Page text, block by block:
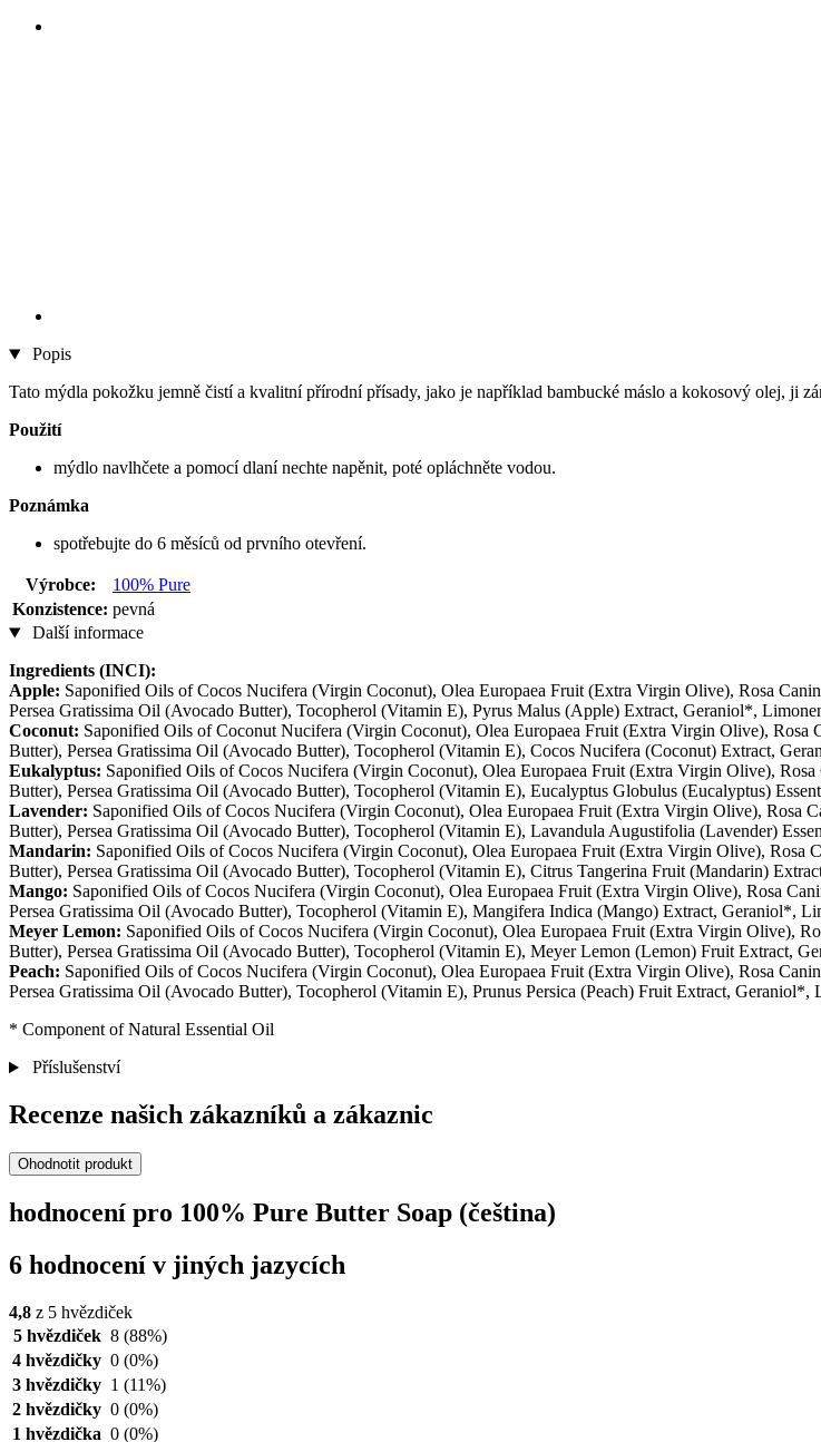
Popis
Tato mýdla pokožku jemně čistí a kvalitní přírodní přísady, jako je například bambucké máslo a kokosový olej, ji
Použití
mýdlo navlhčete a pomocí dlaní nechte napěnit, poté opláchněte vodou.
Poznámka
spotřebujte do 6 měsíců od prvního otevření.
Výrobce:
100% Pure
Konzistence: pevná
Další informace
Ingredients (INCI):
Apple: Saponified Oils of Cocos Nucifera (Virgin Coconut), Olea Europaea Fruit (Extra Virgin Olive), Rosa
Persea Gratissima Oil (Avocado Butter), Tocopherol (Vitamin E), Pyrus Malus (Apple) Extract, Geraniol*,
Coconut: Saponified Oils of Coconut Nucifera (Virgin Coconut), Olea Europaea Fruit (Extra Virgin Olive), Rosa
Butter), Persea Gratissima Oil (Avocado Butter), Tocopherol (Vitamin E), Cocos Nucifera (Coconut) Extract,
Eukalyptus: Saponified Oils of Cocos Nucifera (Virgin Coconut), Olea Europaea Fruit (Extra Virgin Olive),
Butter), Persea Gratissima Oil (Avocado Butter), Tocopherol (Vitamin E), Eucalyptus Globulus (Eucalyptus)
Lavender: Saponified Oils of Cocos Nucifera (Virgin Coconut), Olea Europaea Fruit (Extra Virgin Olive), Rosa
Butter), Persea Gratissima Oil (Avocado Butter), Tocopherol (Vitamin E), Lavandula Augustifolia (Lavender)
Mandarin: Saponified Oils of Cocos Nucifera (Virgin Coconut), Olea Europaea Fruit (Extra Virgin Olive), Rosa
Butter), Persea Gratissima Oil (Avocado Butter), Tocopherol (Vitamin E), Citrus Tangerina Fruit (Mandarin)
Mango: Saponified Oils of Cocos Nucifera (Virgin Coconut), Olea Europaea Fruit (Extra Virgin Olive), Rosa
Persea Gratissima Oil (Avocado Butter), Tocopherol (Vitamin E), Mangifera Indica (Mango) Extract, Geraniol*,
Meyer Lemon: Saponified Oils of Cocos Nucifera (Virgin Coconut), Olea Europaea Fruit (Extra Virgin Olive),
Butter), Persea Gratissima Oil (Avocado Butter), Tocopherol (Vitamin E), Meyer Lemon (Lemon) Fruit Extract,
Peach: Saponified Oils of Cocos Nucifera (Virgin Coconut), Olea Europaea Fruit (Extra Virgin Olive), Rosa
Persea Gratissima Oil (Avocado Butter), Tocopherol (Vitamin E), Prunus Persica (Peach) Fruit Extract,
* Component of Natural Essential Oil​
Příslušenství
Recenze našich zákazníků a zákaznic
Ohodnotit produkt
hodnocení pro 100% Pure Butter Soap (čeština)
6 hodnocení v jiných jazycích
4,8 z 5 hvězdiček
5 hvězdiček 8 (88%)
4 hvězdičky 0 (0%)
3 hvězdičky 1 (11%)
2 hvězdičky 0 (0%)
1 hvězdička 0 (0%)